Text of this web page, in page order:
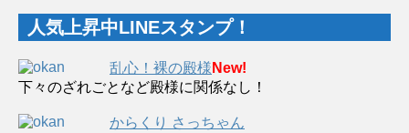
人気上昇中LINEスタンプ！
乱心！裸の殿様 New!
下々のざれごとなど殿様に関係なし！
からくり さっちゃん